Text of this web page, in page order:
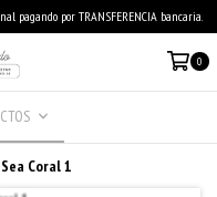
pagando por TRANSFERENCIA bancaria.
0
Sea Coral 1